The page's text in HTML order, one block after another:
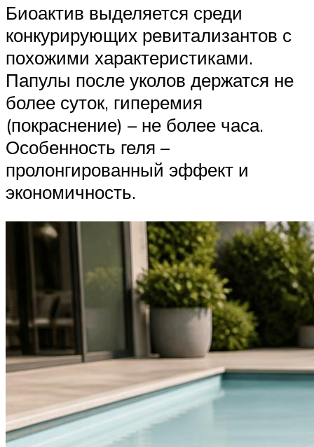
Биоактив выделяется среди
конкурирующих ревитализантов с
похожими характеристиками.
Папулы после уколов держатся не
более суток, гиперемия
(покраснение) – не более часа.
Особенность геля –
пролонгированный эффект и
экономичность.